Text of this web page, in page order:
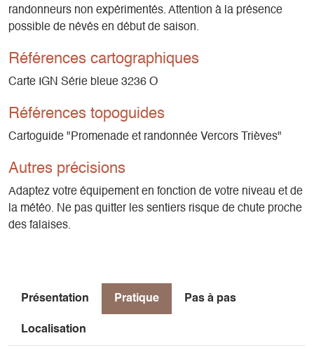
randonneurs non expérimentés. Attention à la présence
possible de névés en début de saison.
Références cartographiques
Carte IGN Série bleue 3236 O
Références topoguides
Cartoguide "Promenade et randonnée Vercors Trièves"
Autres précisions
Adaptez votre équipement en fonction de votre niveau et de
la météo. Ne pas quitter les sentiers risque de chute proche
des falaises.
Présentation Pratique Pas à pas
Localisation